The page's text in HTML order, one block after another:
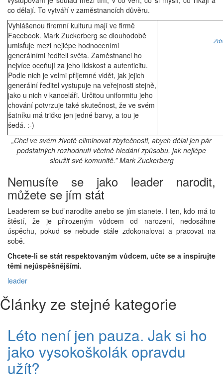
co dělají. To vytváří v zaměstnancích důvěru.
Vyhlášenou firemní kulturu mají ve firmě
Facebook. Mark Zuckerberg se dlouhodobě
umisťuje mezi nejlépe hodnoceními
generálními řediteli světa. Zaměstnanci ho
nejvíce oceňují za jeho lidskost a autenticitu.
Podle nich je velmi příjemné vidět, jak jejich
generální ředitel vystupuje na veřejnosti stejně,
jako u nich v kanceláři. Určitou uniformitu jeho
chování potvrzuje také skutečnost, že ve svém
šatníku má tričko jen jedné barvy, a tou je
šedá. :-)
„Chci ve svém životě eliminovat zbytečnosti, abych dělal jen pár
podstatných rozhodnutí včetně hledání způsobu, jak nejlépe
sloužit své komunitě.”Mark Zuckerberg
Nemusíte se jako leader narodit,
můžete se jím stát
Leaderem se buď narodíte anebo se jím stanete. I ten, kdo má to
štěstí, že je přirozeným vůdcem od narození, nedosáhne
úspěchu, pokud se nebude stále zdokonalovat a pracovat na
sobě.
Chcete-li se stát respektovaným vůdcem, učte se a inspirujte
těmi nejúspěšnějšími.
leader
Články ze stejné kategorie
Léto není jen pauza. Jak si ho
jako vysokoškolák opravdu
užít?